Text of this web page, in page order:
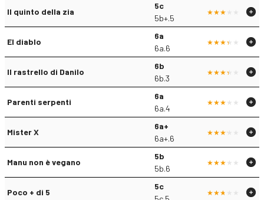
Il quinto della zia
5c
5b+.5
El diablo
6a
6a.6
Il rastrello di Danilo
6b
6b.3
Parenti serpenti
6a
6a.4
Mister X
6a+
6a+.6
Manu non è vegano
5b
5b.6
Poco + di 5
5c